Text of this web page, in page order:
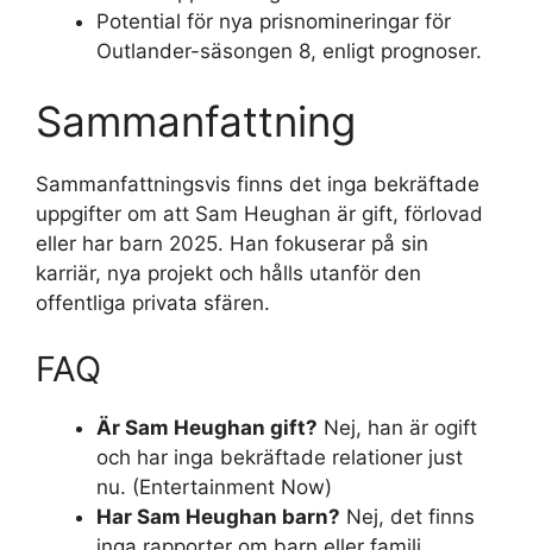
Potential för nya prisnomineringar för
Outlander-säsongen 8, enligt prognoser.
Sammanfattning
Sammanfattningsvis finns det inga bekräftade
uppgifter om att Sam Heughan är gift, förlovad
eller har barn 2025. Han fokuserar på sin
karriär, nya projekt och hålls utanför den
offentliga privata sfären.
FAQ
Är Sam Heughan gift? Nej, han är ogift
och har inga bekräftade relationer just
nu. (Entertainment Now)
Har Sam Heughan barn? Nej, det finns